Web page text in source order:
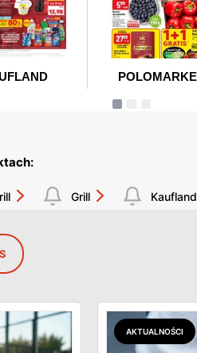
Grill Kaufland
AKTUALNOŚCI